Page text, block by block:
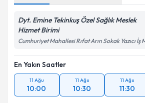
Dyt. Emine Tekinkuş Özel Sağlık Meslek
Hizmet Birimi
Cumhuriyet Mahallesi Rıfat Arın Sokak Yazıcı İş
En Yakın Saatler
11 Ağu
10:00
11 Ağu
10:30
11 Ağu
11:30